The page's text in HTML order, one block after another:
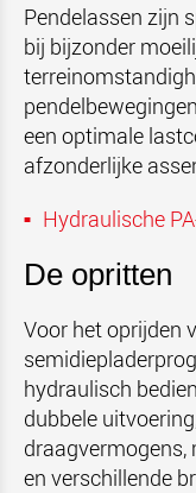
Pendelassen zijn
bij bijzonder
een optimale
afzonderlijke
Hydraulische
De opritten
Voor het oprijden
hydraulisch
dubbele
draagvermogens,
en verschillende